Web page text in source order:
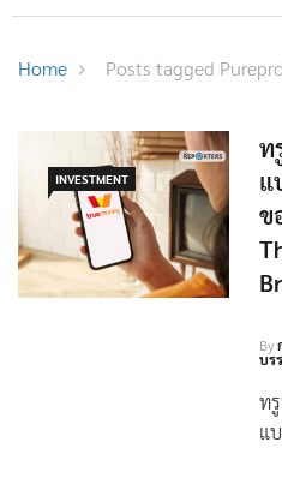
Home Posts tagged
INVESTMENT
ท
แ
ข
By
บร
ท
แ